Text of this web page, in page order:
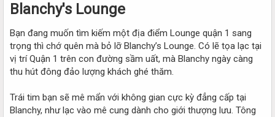
Blanchy's Lounge
Bạn đang muốn tìm kiếm một địa điểm Lounge quận 1 sang
trọng thì chớ quên mà bỏ lỡ Blanchy’s Lounge. Có lẽ tọa lạc tại
vị trí Quận 1 trên con đường sầm uất, mà Blanchy ngày càng
thu hút đông đảo lượng khách ghé thăm.
Trái tim bạn sẽ mê mẩn với không gian cực kỳ đẳng cấp tại
Blanchy, như lạc vào mê cung dành cho giới thượng lưu. Tông